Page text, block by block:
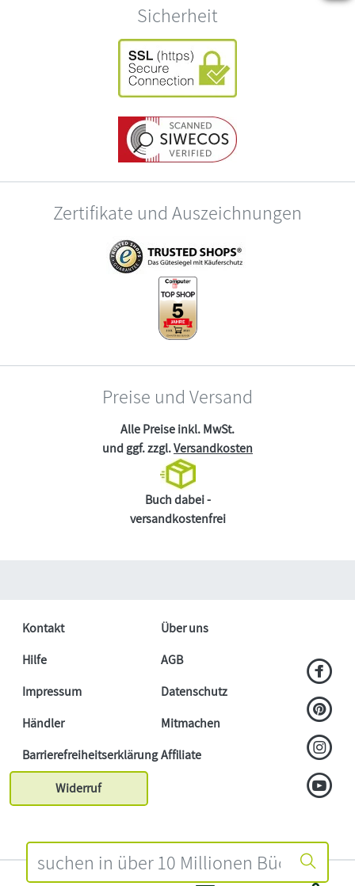
Sicherheit
Zertifikate und Auszeichnungen
Preise und Versand
Alle Preise inkl. MwSt.
und ggf. zzgl.Versandkosten
Buch dabei -
versandkostenfrei
Kontakt
Über uns
Hilfe
AGB
Impressum
Datenschutz
Händler
Mitmachen
BarrierefreiheitserklärungAffiliate
Widerruf